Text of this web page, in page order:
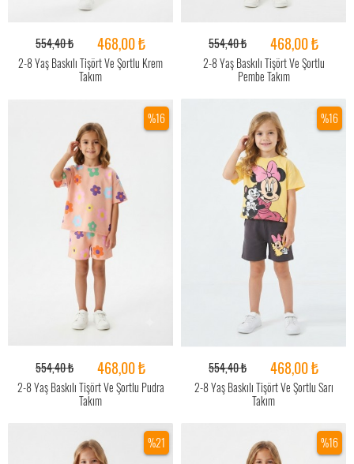
554,40 ₺ 468,00 ₺
2-8 Yaş Baskılı Tişört Ve Şortlu Krem
Takım
554,40 ₺ 468,00 ₺
2-8 Yaş Baskılı Tişört Ve Şortlu
Pembe Takım
%16
554,40 ₺ 468,00 ₺
2-8 Yaş Baskılı Tişört Ve Şortlu Pudra
Takım
%16
554,40 ₺ 468,00 ₺
2-8 Yaş Baskılı Tişört Ve Şortlu Sarı
Takım
%21 %16